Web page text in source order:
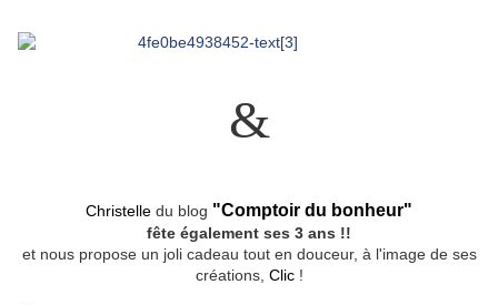
&
Christelle du blog "Comptoir du bonheur"
fête également ses 3 ans !!
et nous propose un joli cadeau tout en douceur, à l'image de ses
créations, Clic!